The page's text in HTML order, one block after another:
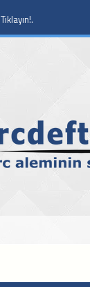
Tıklayın!.